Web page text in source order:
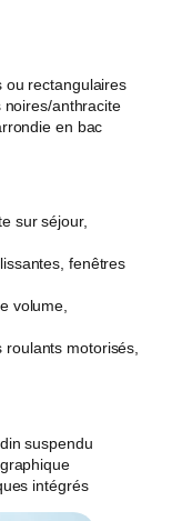
ou rectangulaires
noires/anthracite
en bac
sur séjour,
fenêtres
volume,
roulants motorisés,
suspendu
intégrés